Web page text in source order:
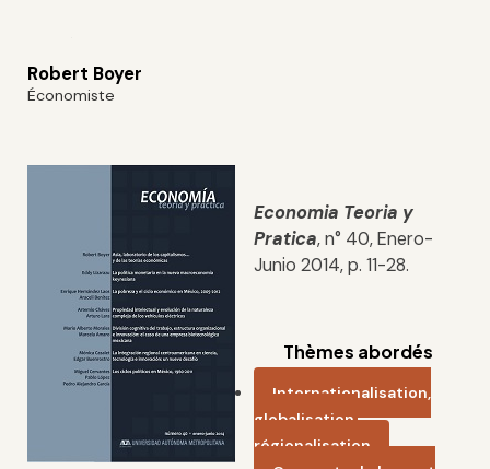
Robert Boyer
Économiste
Economia Teoria y
Pratica, n° 40, Enero-
Junio 2014, p. 11-28.
Thèmes abordés
Internationalisation,
globalisation,
régionalisation